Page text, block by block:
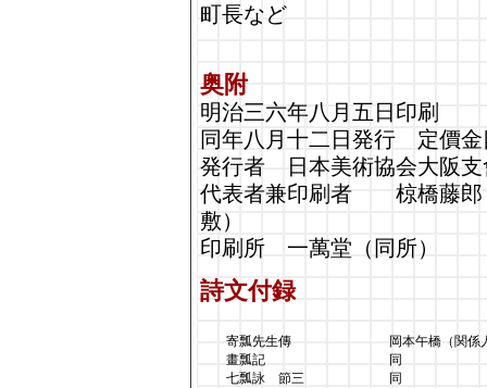
町長など
奥附
明治三六年八月五日印刷
同年八月十二日発行 定價金
発行者 日本美術協会大阪支
代表者兼印刷者 椋橋藤郎
敷）
印刷所 一萬堂（同所）
詩文付録
寄瓢先生傳
岡本午橋（関係
畫瓢記
同
七瓢詠 節三
同